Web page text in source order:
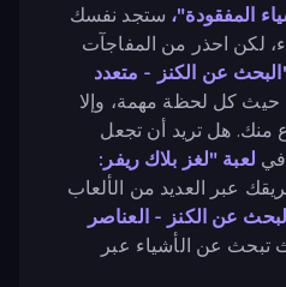
المفقودة"، ستجد نفسك
لكن احذر من المفاجآت
عن الكنز - متعدد
حيث كل لحظة مهمة، وإلا
هل تريد أن تجعل
لعبة "لغز بلاك ريفر:
عبر العديد من الألعاب
عن الكنز - العناصر
تبحث عن الأشياء عبر